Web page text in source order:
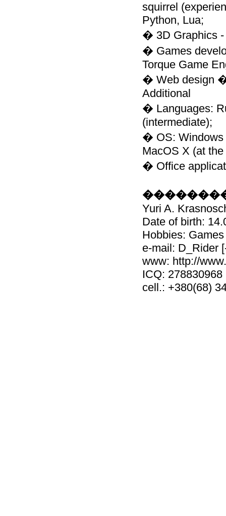
squirrel
Python, Lua;
� 3D Graphics -
� Games
Torque Game
� Web design
Additional
� Languages:
(intermediate);
� OS: Windows
MacOS X (at
� Office
Yuri A.
Date of birth:
Hobbies:
e-mail: D_Rider
www: http://
ICQ: 278830968
cell.: +380(68)